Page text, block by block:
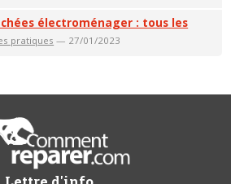
électroménager : tous les
pratiques — 27/01/2023